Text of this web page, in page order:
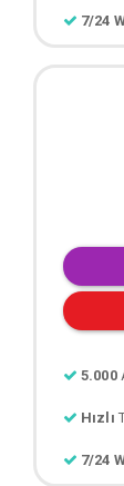
7/24
5.000
Hızlı
7/24